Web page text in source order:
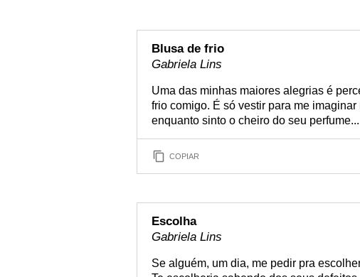
Blusa de frio
Gabriela Lins
Uma das minhas maiores alegrias é
frio comigo. É só vestir para me
enquanto sinto o cheiro do seu perfume...
COPIAR
Escolha
Gabriela Lins
Se alguém, um dia, me pedir pra